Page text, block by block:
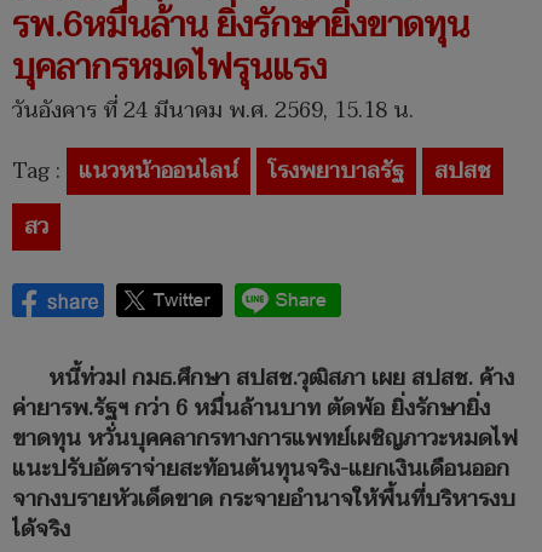
รพ.6หมื่นล้าน ยิ่งรักษายิ่งขาดทุน
บุคลากรหมดไฟรุนแรง
วันอังคาร ที่ 24 มีนาคม พ.ศ. 2569, 15.18 น.
Tag : แนวหน้าออนไลน์ โรงพยาบาลรัฐ
สปสช
สว
หนี้ท่วม! กมธ.ศึกษา สปสช.วุฒิสภา เผย สปสช. ค้าง
ค่ายารพ.รัฐฯ กว่า 6 หมื่นล้านบาท ตัดพ้อ ยิ่งรักษายิ่ง
ขาดทุน หวั่นบุคคลากรทางการแพทย์เผชิญภาวะหมดไฟ
แนะปรับอัตราจ่ายสะท้อนต้นทุนจริง-แยกเงินเดือนออก
จากงบรายหัวเด็ดขาด กระจายอำนาจให้พื้นที่บริหารงบ
ได้จริง